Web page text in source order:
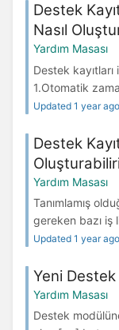
Destek
Nasıl
Yardım Masası
Destek
1.Otomatik
Updated 1 year
Destek
Yardım Masası
Tanımlamış
gereken bazı iş
Updated 1 year
Yeni Destek
Yardım Masası
Destek